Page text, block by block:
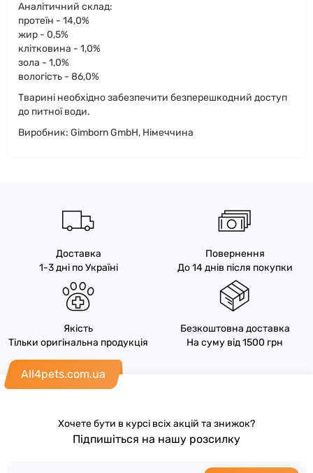
Аналітичний склад:
протеїн - 14,0%
жир - 0,5%
клітковина - 1,0%
зола - 1,0%
вологість - 86,0%
Тварині необхідно забезпечити безперешкодний доступ
до питної води.
Виробник: Gimborn GmbH, Німеччина
Доставка
1-3 дні по Україні
Повернення
До 14 днів після покупки
Якість
Тільки оригінальна продукція
Безкоштовна доставка
На суму від 1500 грн
All4pets.com.ua
Хочете бути в курсі всіх акцій та знижок?
Підпишіться на нашу розсилку